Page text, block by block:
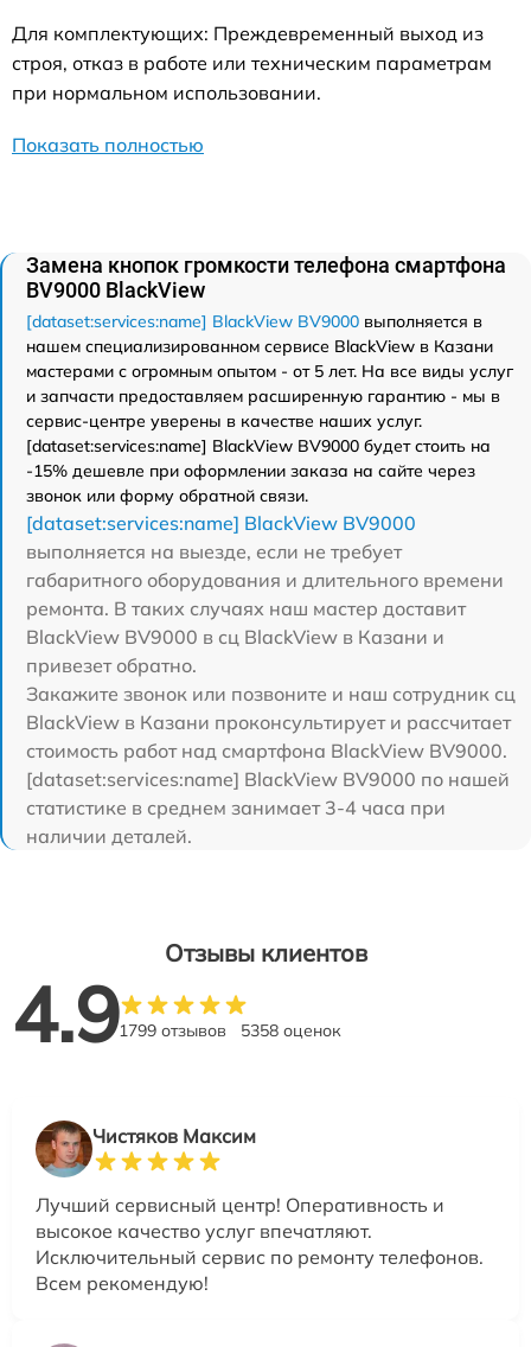
Для комплектующих: Преждевременный выход из
строя, отказ в работе или техническим параметрам
при нормальном использовании.
Показать полностью
Замена кнопок громкости телефона смартфона
BV9000 BlackView
[dataset:services:name] BlackView BV9000 выполняется в
нашем специализированном сервисе BlackView в Казани
мастерами с огромным опытом - от 5 лет. На все виды услуг
и запчасти предоставляем расширенную гарантию - мы в
сервис-центре уверены в качестве наших услуг.
[dataset:services:name] BlackView BV9000 будет стоить на
-15% дешевле при оформлении заказа на сайте через
звонок или форму обратной связи.
[dataset:services:name] BlackView BV9000
выполняется на выезде, если не требует
габаритного оборудования и длительного времени
ремонта. В таких случаях наш мастер доставит
BlackView BV9000 в сц BlackView в Казани и
привезет обратно.
Закажите звонок или позвоните и наш сотрудник сц
BlackView в Казани проконсультирует и рассчитает
стоимость работ над смартфона BlackView BV9000.
[dataset:services:name] BlackView BV9000 по нашей
статистике в среднем занимает 3-4 часа при
наличии деталей.
Отзывы клиентов
4.91799 отзывов 5358 оценок
Чистяков Максим
Лучший сервисный центр! Оперативность и
высокое качество услуг впечатляют.
Исключительный сервис по ремонту телефонов.
Всем рекомендую!